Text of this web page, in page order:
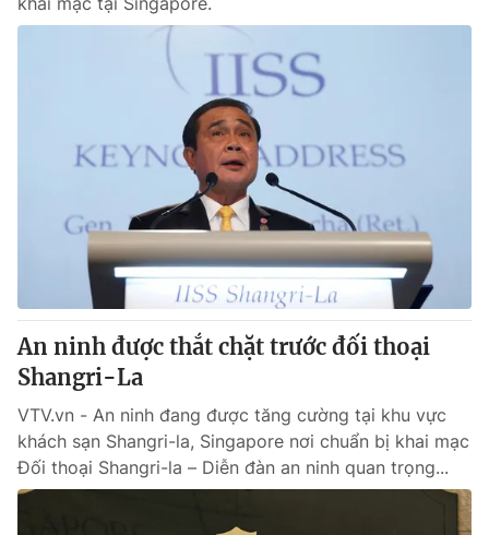
An ninh được thắt chặt trước đối thoại
Shangri-La
VTV.vn - An ninh đang được tăng cường tại khu vực
khách sạn Shangri-la, Singapore nơi chuẩn bị khai mạc
Đối thoại Shangri-la – Diễn đàn an ninh quan trọng...